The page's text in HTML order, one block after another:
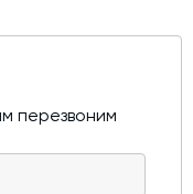
через редуктор,
конвейера.
перезвоним